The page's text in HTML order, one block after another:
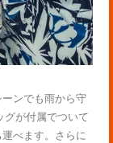
ンでも雨から守
グが付属でついて
べます。さらに